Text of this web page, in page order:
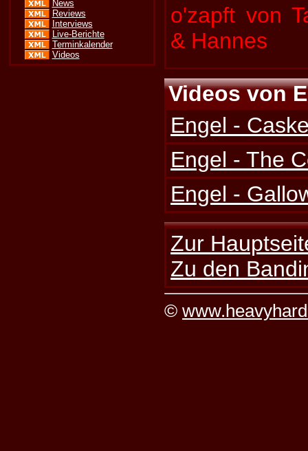
News
Reviews
Interviews
Live-Berichte
Terminkalender
Videos
o'zapft von
& Hannes
Videos von
Engel -
Engel - The
Engel -
Zur
Zu den
©